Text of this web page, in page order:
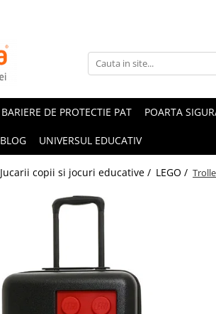
BARIERE DE PROTECTIE PAT POARTA
BLOG UNIVERSUL EDUCATIV
Jucarii copii si jocuri educative / LEGO /